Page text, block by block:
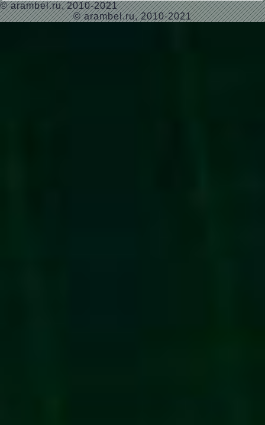
© arambel.ru, 2010-2021
© arambel.ru, 2010-2021